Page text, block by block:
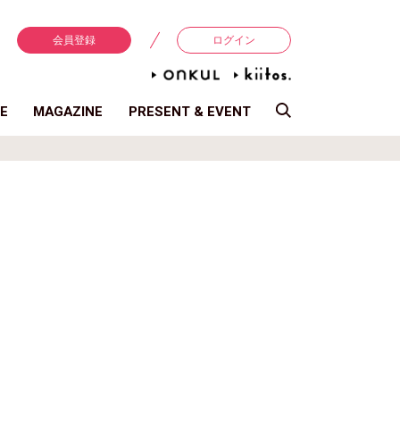
会員登録 ログイン
MAGAZINE PRESENT & EVENT